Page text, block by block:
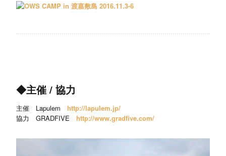
◆主催 / 協力
主催 Lapulem http://lapulem.jp/
協力 GRADFIVE http://www.gradfive.com/